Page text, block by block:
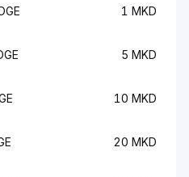
1 MKD
5 MKD
10 MKD
20 MKD